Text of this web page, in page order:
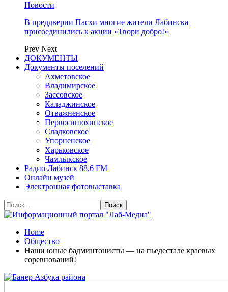
Новости
В преддверии Пасхи многие жители Лабинска
присоединились к акции «Твори добро!»
Prev Next
ДОКУМЕНТЫ
Документы поселений
Ахметовское
Владимирское
Зассовское
Каладжинское
Отважненское
Первосинюхинское
Сладковское
Упорненское
Харьковское
Чамлыкское
Радио Лабинск 88,6 FM
Онлайн музей
Электронная фотовыставка
Home
Общество
Наши юные бадминтонисты — на пьедестале краевых
соревнований!